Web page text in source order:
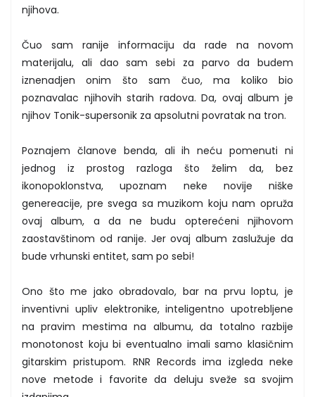
njihova.
Čuo sam ranije informaciju da rade na novom
materijalu, ali dao sam sebi za parvo da budem
iznenadjen onim što sam čuo, ma koliko bio
poznavalac njihovih starih radova. Da, ovaj album je
njihov Tonik-supersonik za apsolutni povratak na tron.
Poznajem članove benda, ali ih neću pomenuti ni
jednog iz prostog razloga što želim da, bez
ikonopoklonstva, upoznam neke novije niške
genereacije, pre svega sa muzikom koju nam opruža
ovaj album, a da ne budu opterećeni njihovom
zaostavštinom od ranije. Jer ovaj album zaslužuje da
bude vrhunski entitet, sam po sebi!
Ono što me jako obradovalo, bar na prvu loptu, je
inventivni upliv elektronike, inteligentno upotrebljene
na pravim mestima na albumu, da totalno razbije
monotonost koju bi eventualno imali samo klasičnim
gitarskim pristupom. RNR Records ima izgleda neke
nove metode i favorite da deluju sveže sa svojim